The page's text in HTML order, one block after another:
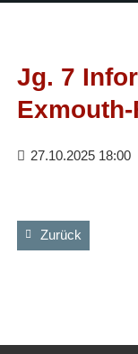
Jg. 7
27.10.2025 18:00
Zurück